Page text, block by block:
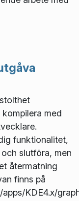
med
funktionalitet,
slutföra, men
återmatning
finns på
KDE4.x/